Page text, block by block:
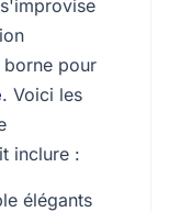
borne pour
. Voici les
inclure :
élégants